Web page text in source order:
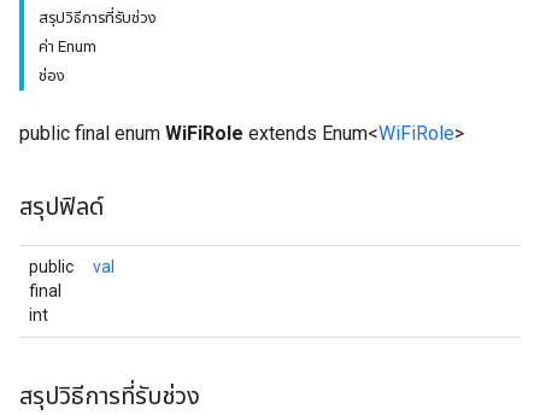
สรุปวิธีการที่รับช่วง
ค่า Enum
ช่อง
public final enum WiFiRole extends Enum<WiFiRole>
สรุปฟิลด์
public
final
int
val
สรุปวิธีการที่รับช่วง